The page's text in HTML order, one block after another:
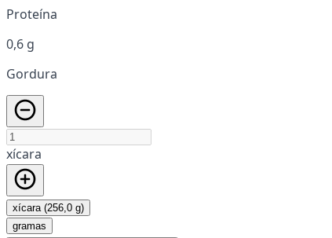
Proteína
0,6 g
Gordura
xícara
xícara (256,0 g)
gramas